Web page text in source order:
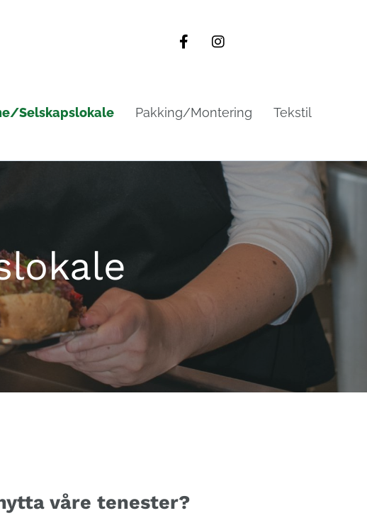
Selskapslokale Pakking/Montering
Tekstil
våre tenester?